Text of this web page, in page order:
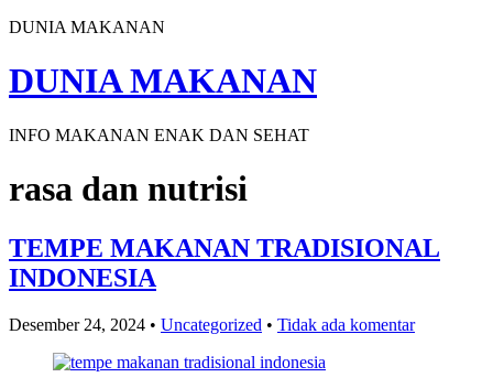
DUNIA MAKANAN
DUNIA MAKANAN
INFO MAKANAN ENAK DAN SEHAT
rasa dan nutrisi
TEMPE MAKANAN TRADISIONAL
INDONESIA
Desember 24, 2024 • Uncategorized • Tidak ada komentar